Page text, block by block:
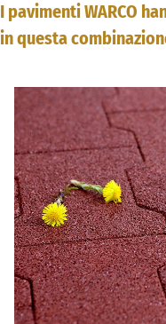
I pavimenti WARCO
in questa